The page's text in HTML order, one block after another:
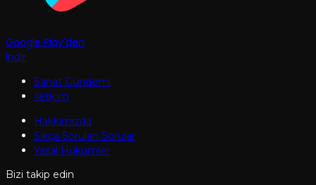
Google Play'den
İndir
Sanat Gündemi
İletişim
Hakkımızda
Sıkça Sorulan Sorular
Yasal Hükümler
Bizi takip edin